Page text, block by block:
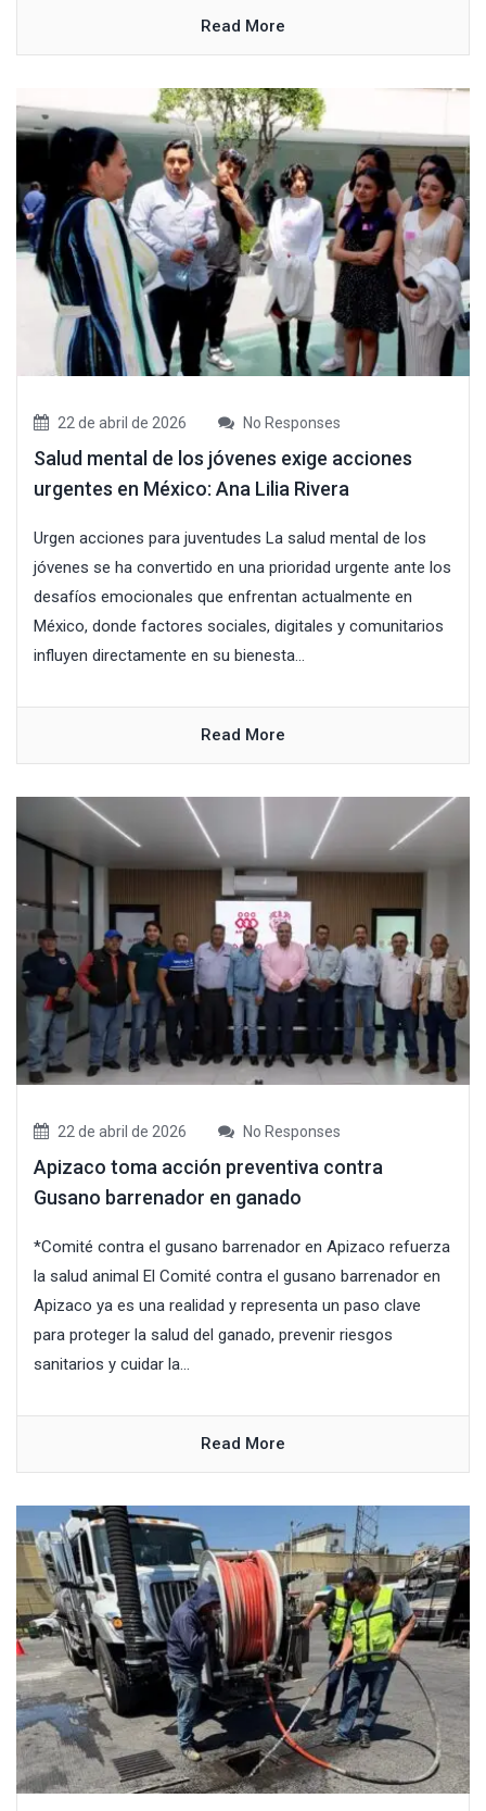
Read More
22 de abril de 2026 No Responses
Salud mental de los jóvenes exige acciones
urgentes en México: Ana Lilia Rivera
Urgen acciones para juventudes La salud mental de los
jóvenes se ha convertido en una prioridad urgente ante los
desafíos emocionales que enfrentan actualmente en
México, donde factores sociales, digitales y comunitarios
influyen directamente en su bienesta...
Read More
22 de abril de 2026 No Responses
Apizaco toma acción preventiva contra
Gusano barrenador en ganado
*Comité contra el gusano barrenador en Apizaco refuerza
la salud animal El Comité contra el gusano barrenador en
Apizaco ya es una realidad y representa un paso clave
para proteger la salud del ganado, prevenir riesgos
sanitarios y cuidar la...
Read More